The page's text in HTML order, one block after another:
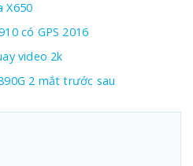
X650
có GPS 2016
video 2k
2 mắt trước sau